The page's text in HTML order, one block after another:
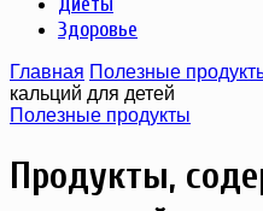
Здоровье
Главная Полезные
кальций для детей
Полезные продукты
Продукты,